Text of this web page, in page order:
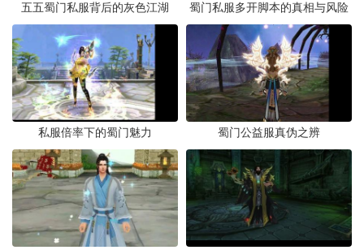
五五蜀门私服背后的灰色江湖 蜀门私服多开脚本的真相与风险
私服倍率下的蜀门魅力 蜀门公益服真伪之辨